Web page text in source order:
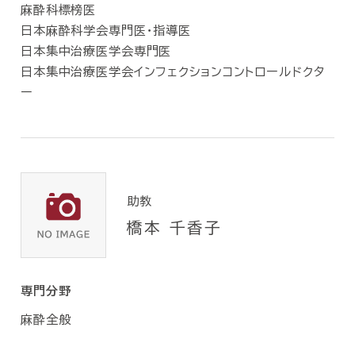
麻酔科標榜医
日本麻酔科学会専門医・指導医
日本集中治療医学会専門医
日本集中治療医学会インフェクションコントロールドクタ
ー
助教
橋本 千香子
専門分野
麻酔全般